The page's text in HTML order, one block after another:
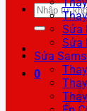
Tìm
kiếm:
0
Sửa
Sửa
Sửa